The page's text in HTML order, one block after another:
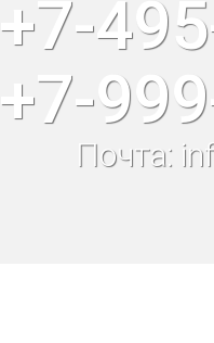
+7-
+7-
Почта: